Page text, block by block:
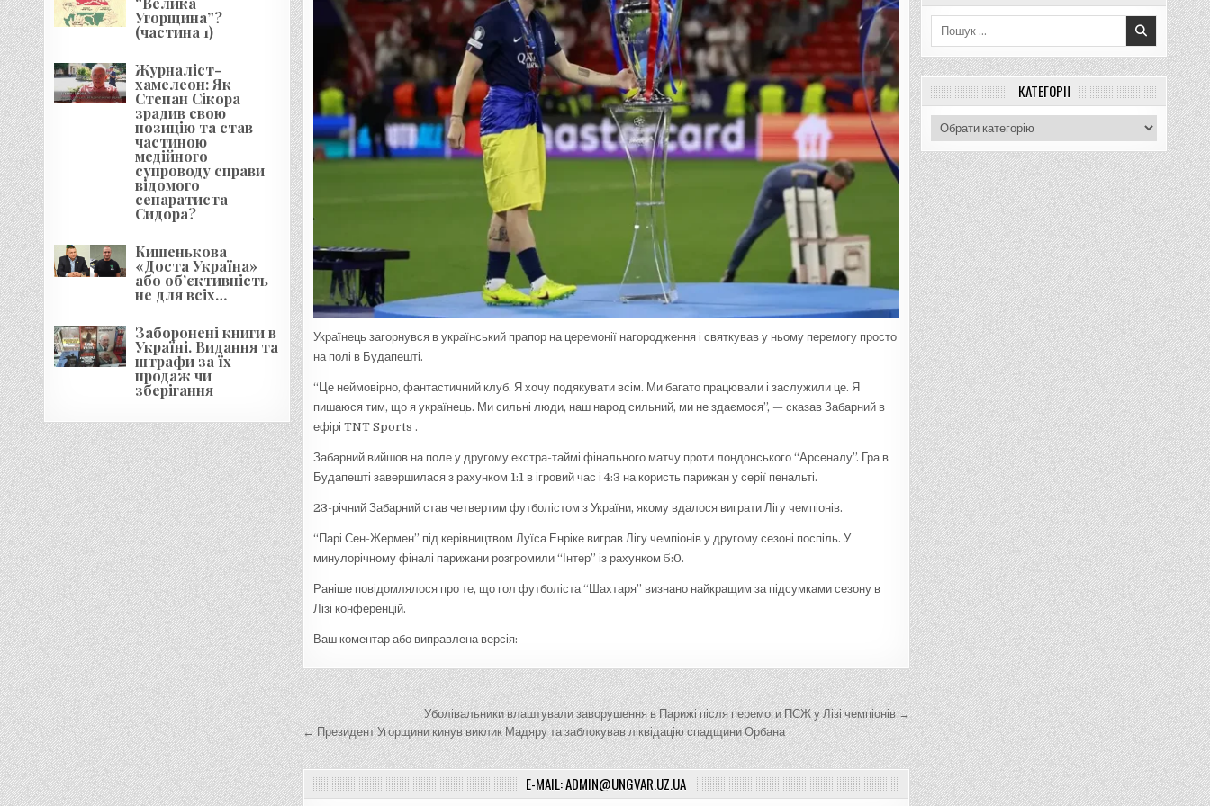
Угорщина”?
(частина 1)
Журналіст-
хамелеон: Як
Степан Сікора
зрадив свою
позицію та став
частиною
медійного
супроводу справи
відомого
сепаратиста
Сидора?
Кишенькова
«Доста Україна»
або об’єктивність
не для всіх…
Заборонені книги в
Україні. Видання та
штрафи за їх
продаж чи
зберігання
Українець загорнувся в український прапор на церемонії нагородження і святкував у ньому перемогу просто
на полі в Будапешті.
“Це неймовірно, фантастичний клуб. Я хочу подякувати всім. Ми багато працювали і заслужили це. Я
пишаюся тим, що я українець. Ми сильні люди, наш народ сильний, ми не здаємося”, — сказав Забарний в
ефірі TNT Sports .
Забарний вийшов на поле у другому екстра-таймі фінального матчу проти лондонського “Арсеналу”. Гра в
Будапешті завершилася з рахунком 1:1 в ігровий час і 4:3 на користь парижан у серії пенальті.
23-річний Забарний став четвертим футболістом з України, якому вдалося виграти Лігу чемпіонів.
“Парі Сен-Жермен” під керівництвом Луїса Енріке виграв Лігу чемпіонів у другому сезоні поспіль. У
минулорічному фіналі парижани розгромили “Інтер” із рахунком 5:0.
Раніше повідомлялося про те, що гол футболіста “Шахтаря” визнано найкращим за підсумками сезону в
Лізі конференцій.
Ваш коментар або виправлена версія:
Навігація
записів
Уболівальники влаштували заворушення в Парижі після перемоги ПСЖ у Лізі чемпіонів →
← Президент Угорщини кинув виклик Мадяру та заблокував ліквідацію спадщини Орбана
E-MAIL: ADMIN@UNGVAR.UZ.UA
КАТЕГОРІЇ
Категорії